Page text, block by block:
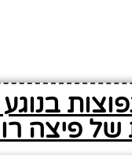
של פיצה